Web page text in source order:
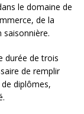
le domaine de
de la
durée de trois
de remplir
diplômes,